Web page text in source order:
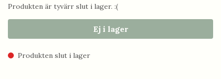
Produkten är tyvärr slut i lager. :(
Ej i lager
Produkten slut i lager